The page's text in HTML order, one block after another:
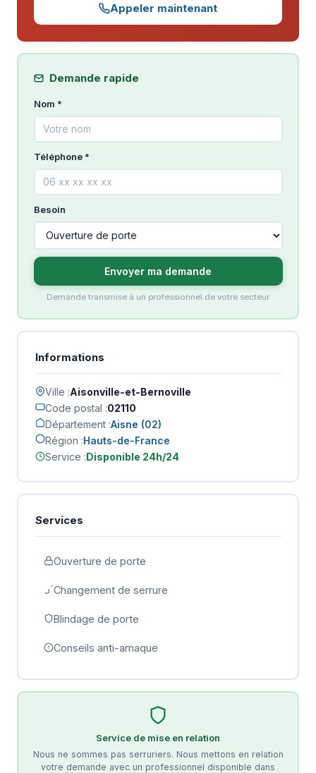
Appeler maintenant
Demande rapide
Nom *
Téléphone *
Besoin
Envoyer ma demande
Demande transmise à un professionnel de votre secteur
Informations
Ville :Aisonville-et-Bernoville
Code postal :02110
Département :Aisne (02)
Région :Hauts-de-France
Service :Disponible 24h/24
Services
Ouverture de porte
Changement de serrure
Blindage de porte
Conseils anti-arnaque
Service de mise en relation
Nous ne sommes pas serruriers. Nous mettons en relation
votre demande avec un professionnel disponible dans